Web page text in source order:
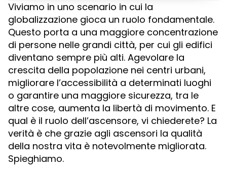
Viviamo in uno scenario in cui la
globalizzazione gioca un ruolo fondamentale.
Questo porta a una maggiore concentrazione
di persone nelle grandi città, per cui gli edifici
diventano sempre più alti. Agevolare la
crescita della popolazione nei centri urbani,
migliorare l’accessibilità a determinati luoghi
o garantire una maggiore sicurezza, tra le
altre cose, aumenta la libertà di movimento. E
qual è il ruolo dell’ascensore, vi chiederete? La
verità è che grazie agli ascensori la qualità
della nostra vita è notevolmente migliorata.
Spieghiamo.